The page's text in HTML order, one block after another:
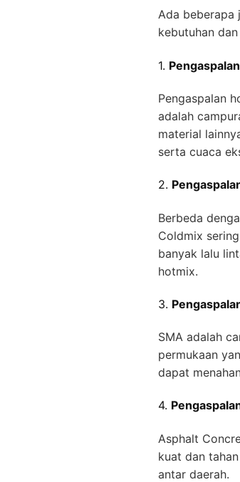
Ada beberapa
kebutuhan
1.
Pengaspalan
adalah
material
serta cuaca
2.
Berbeda
Coldmix
banyak lalu
hotmix.
3.
SMA adalah
permukaan
dapat
4.
Asphalt
kuat dan
antar daerah.